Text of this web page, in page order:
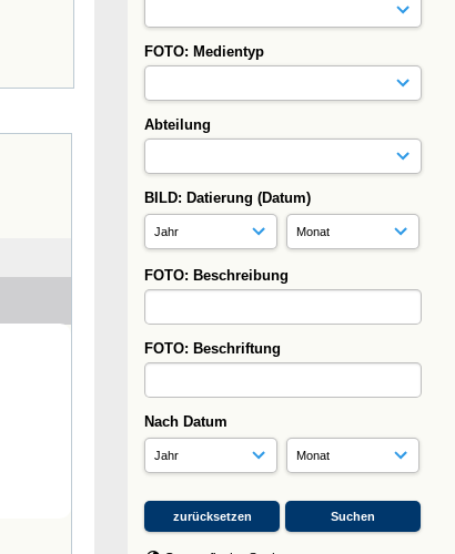
FOTO: Medientyp
Abteilung
BILD: Datierung (Datum)
FOTO: Beschreibung
FOTO: Beschriftung
Nach Datum